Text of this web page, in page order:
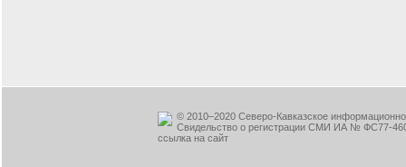
© 2010–2020 Северо-Кавказское
Свидельство о регистрации СМИ ИА № ФС77-
ссылка на сайт